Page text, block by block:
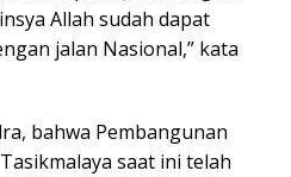
Allah sudah dapat
jalan Nasional,” kata
bahwa Pembangunan
saat ini telah